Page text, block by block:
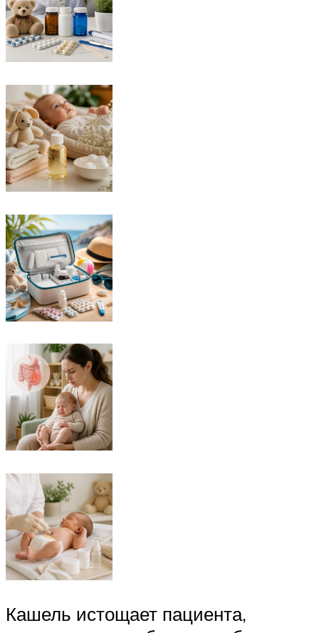
Кашель истощает пациента,